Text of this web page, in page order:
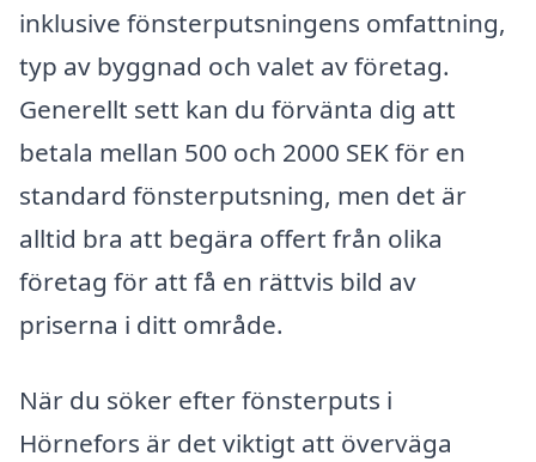
inklusive fönsterputsningens omfattning,
typ av byggnad och valet av företag.
Generellt sett kan du förvänta dig att
betala mellan 500 och 2000 SEK för en
standard fönsterputsning, men det är
alltid bra att begära offert från olika
företag för att få en rättvis bild av
priserna i ditt område.
När du söker efter fönsterputs i
Hörnefors är det viktigt att överväga